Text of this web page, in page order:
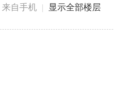
来自手机 | 显示全部楼层